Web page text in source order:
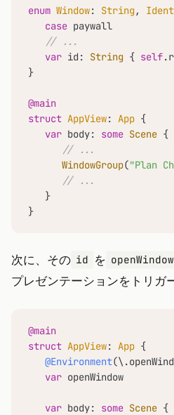
enum Window: String ,
case paywall
// ...
var id: String { self
}
@main
struct AppView: App {
var body: some Scene {
// ...
WindowGroup("Plan
// ...
   }
}
次に、その id を openWindow
プレゼンテーションをトリガ
@main
struct AppView: App {
@Environment
var openWindow
var body: some Scene {